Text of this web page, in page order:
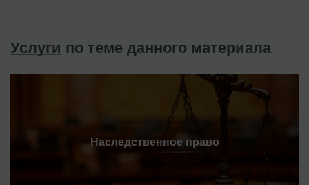
Услуги по теме данного материала
Наследственное право